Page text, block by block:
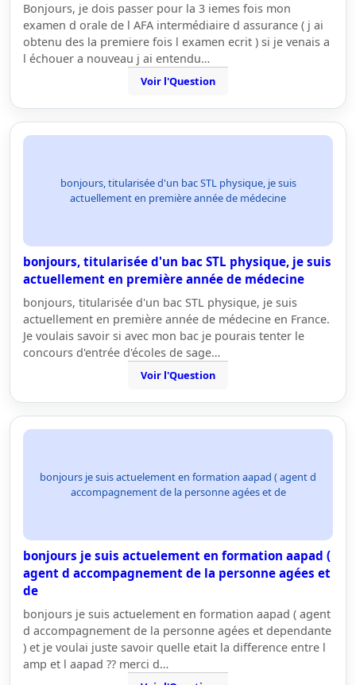
Bonjours, je dois passer pour la 3 iemes fois mon
examen d orale de l AFA intermédiaire d assurance ( j ai
obtenu des la premiere fois l examen ecrit ) si je venais a
l échouer a nouveau j ai entendu…
Voir l'Question
bonjours, titularisée d'un bac STL physique, je suis
actuellement en première année de médecine
bonjours, titularisée d'un bac STL physique, je suis
actuellement en première année de médecine
bonjours, titularisée d'un bac STL physique, je suis
actuellement en première année de médecine en France.
Je voulais savoir si avec mon bac je pourais tenter le
concours d'entrée d'écoles de sage…
Voir l'Question
bonjours je suis actuelement en formation aapad ( agent d
accompagnement de la personne agées et de
bonjours je suis actuelement en formation aapad (
agent d accompagnement de la personne agées et
de
bonjours je suis actuelement en formation aapad ( agent
d accompagnement de la personne agées et dependante
) et je voulai juste savoir quelle etait la difference entre l
amp et l aapad ?? merci d…